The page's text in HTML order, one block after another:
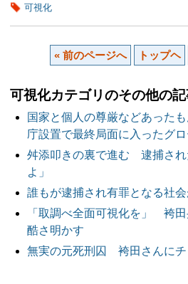
可視化
« 前のページへ トップヘ
可視化カテゴリのその他の
国家と個人の尊厳などあった
庁設置で最終局面に入ったグ
舛添叩きの裏で進む 逮捕され
よ」
誰もが逮捕され有罪となる社
「取調べ全面可視化を」 袴
酷さ明かす
無実の元死刑囚 袴田さんにチ